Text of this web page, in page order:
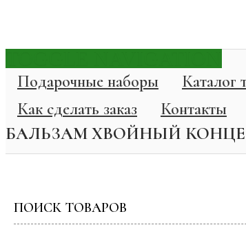
Подарочные наборы Каталог
Как сделать заказ
Контакты
БАЛЬЗАМ ХВОЙНЫЙ
ПОИСК ТОВАРОВ